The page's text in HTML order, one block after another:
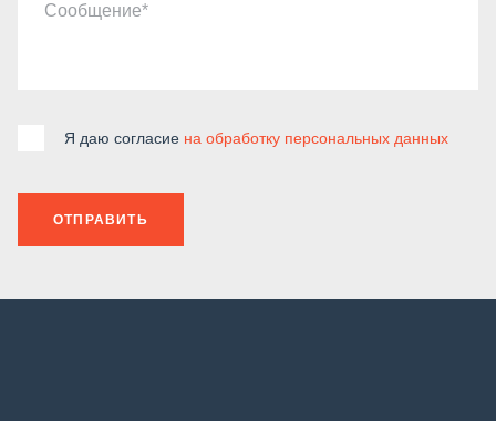
Сообщение
Я даю согласие на обработку персональных данных
ОТПРАВИТЬ